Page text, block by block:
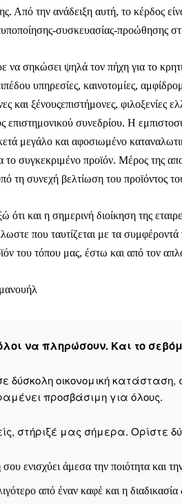
Από την ανάδειξη αυτή, το κέρδος
συσκευασίας-προώθησης
να σηκώσει ψηλά τον πήχη για το
υπηρεσίες, καινοτομίες,
και ξένουςεπιστήμονες,
επιστημονικού συνεδρίου. Η
μεγάλο και αφοσιωμένο
το συγκεκριμένο προϊόν. Μέρος της
τη συνεχή βελτίωση του προϊόντος
ότι και η σημερινή διοίκηση της
που ταυτίζεται με τα
του τόπου μας, έστω και από τον
να πληρώσουν. Και το
δύσκολη οικονομική
προσβάσιμη για όλους.
στήριξέ μας σήμερα. Ορίστε
ενισχύει άμεσα την ποιότητα και
από έναν καφέ και η